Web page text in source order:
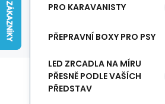
PRO KARAVANISTY
PŘEPRAVNÍ BOXY PRO PSY
LED ZRCADLA NA MÍRU
PŘESNĚ PODLE VAŠÍCH
PŘEDSTAV